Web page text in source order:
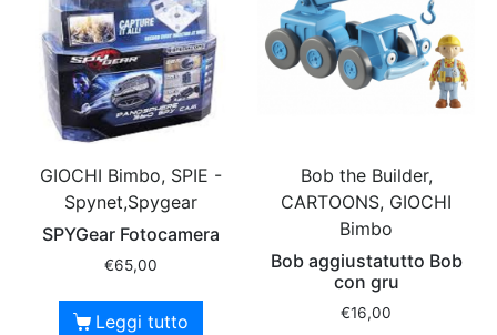
GIOCHI Bimbo, SPIE -
Spynet,Spygear
SPYGear Fotocamera
€65,00
Leggi tutto
Bob the Builder,
CARTOONS, GIOCHI
Bimbo
Bob aggiustatutto Bob
con gru
€16,00